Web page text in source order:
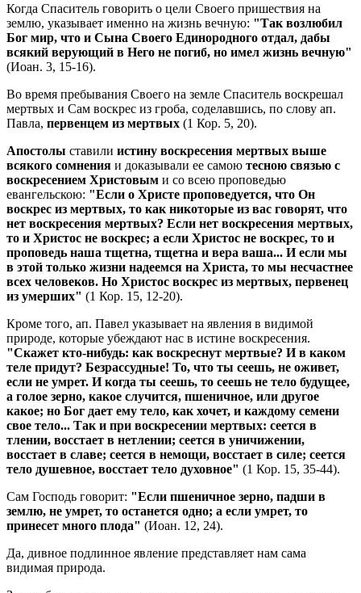
Когда Спаситель говорить о цели Своего пришествия на
землю, указывает именно на жизнь вечную: "Так возлюбил
Бог мир, что и Сына Своего Единородного отдал, дабы
всякий верующий в Него не погиб, но имел жизнь вечную"
(Иоан. 3, 15-16).
Во время пребывания Своего на земле Спаситель воскрешал
мертвых и Сам воскрес из гроба, соделавшись, по слову ап.
Павла, первенцем из мертвых (1 Кор. 5, 20).
Апостолы ставили истину воскресения мертвых выше
всякого сомнения и доказывали ее самою тесною связью с
воскресением Христовым и со всею проповедью
евангельскою: "Если о Христе проповедуется, что Он
воскрес из мертвых, то как никоторые из вас говорят, что
нет воскресения мертвых? Если нет воскресения мертвых,
то и Христос не воскрес; а если Христос не воскрес, то и
проповедь наша тщетна, тщетна и вера ваша... И если мы
в этой только жизни надеемся на Христа, то мы несчастнее
всех человеков. Но Христос воскрес из мертвых, первенец
из умерших" (1 Кор. 15, 12-20).
Кроме того, ап. Павел указывает на явления в видимой
природе, которые убеждают нас в истине воскресения.
"Скажет кто-нибудь: как воскреснут мертвые? И в каком
теле придут? Безрассудные! То, что ты сеешь, не оживет,
если не умрет. И когда ты сеешь, то сеешь не тело будущее,
а голое зерно, какое случится, пшеничное, или другое
какое; но Бог дает ему тело, как хочет, и каждому семени
свое тело... Так и при воскресении мертвых: сеется в
тлении, восстает в нетлении; сеется в уничижении,
восстает в славе; сеется в немощи, восстает в силе; сеется
тело душевное, восстает тело духовное" (1 Кор. 15, 35-44).
Сам Господь говорит: "Если пшеничное зерно, падши в
землю, не умрет, то останется одно; а если умрет, то
принесет много плода" (Иоан. 12, 24).
Да, дивное подлинное явление представляет нам сама
видимая природа.